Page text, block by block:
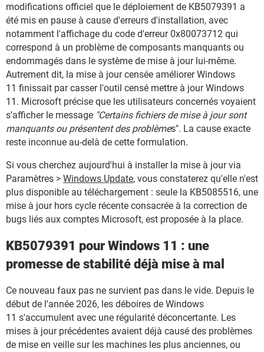
modifications officiel que le déploiement de KB5079391 a
été mis en pause à cause d'erreurs d'installation, avec
notamment l'affichage du code d'erreur 0x80073712 qui
correspond à un problème de composants manquants ou
endommagés dans le système de mise à jour lui-même.
Autrement dit, la mise à jour censée améliorer Windows
11 finissait par casser l'outil censé mettre à jour Windows
11. Microsoft précise que les utilisateurs concernés voyaient
s'afficher le message "Certains fichiers de mise à jour sont
manquants ou présentent des problèmes". La cause exacte
reste inconnue au-delà de cette formulation.
Si vous cherchez aujourd'hui à installer la mise à jour via
Paramètres > Windows Update, vous constaterez qu'elle n'est
plus disponible au téléchargement : seule la KB5085516, une
mise à jour hors cycle récente consacrée à la correction de
bugs liés aux comptes Microsoft, est proposée à la place.
KB5079391 pour Windows 11 : une
promesse de stabilité déjà mise à mal
Ce nouveau faux pas ne survient pas dans le vide. Depuis le
début de l'année 2026, les déboires de Windows
11 s'accumulent avec une régularité déconcertante. Les
mises à jour précédentes avaient déjà causé des problèmes
de mise en veille sur les machines les plus anciennes, ou